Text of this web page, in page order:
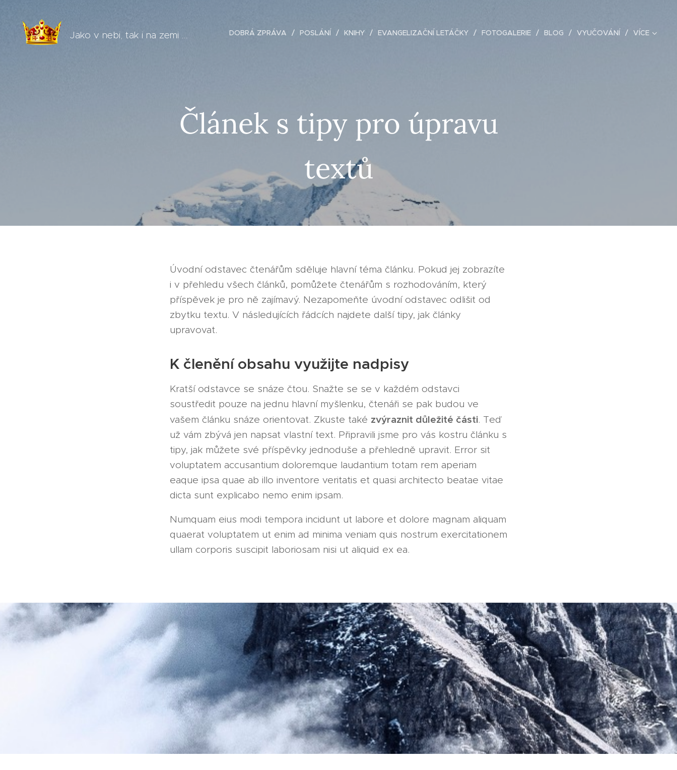
Jako v nebi, tak i na zemi ... DOBRÁ ZPRÁVA POSLÁNÍ KNIHY EVANGELIZAČNÍ LETÁČKY FOTOGALERIE BLOG VYUČOVÁNÍ VÍCE
Článek s tipy pro úpravu
textů
Úvodní odstavec čtenářům sděluje hlavní téma článku. Pokud jej zobrazíte
i v přehledu všech článků, pomůžete čtenářům s rozhodováním, který
příspěvek je pro ně zajímavý. Nezapomeňte úvodní odstavec odlišit od
zbytku textu. V následujících řádcích najdete další tipy, jak články
upravovat.
K členění obsahu využijte nadpisy
Kratší odstavce se snáze čtou. Snažte se se v každém odstavci
soustředit pouze na jednu hlavní myšlenku, čtenáři se pak budou ve
vašem článku snáze orientovat. Zkuste také zvýraznit důležité části. Teď
už vám zbývá jen napsat vlastní text. Připravili jsme pro vás kostru článku s
tipy, jak můžete své příspěvky jednoduše a přehledně upravit. Error sit
voluptatem accusantium doloremque laudantium totam rem aperiam
eaque ipsa quae ab illo inventore veritatis et quasi architecto beatae vitae
dicta sunt explicabo nemo enim ipsam.
Numquam eius modi tempora incidunt ut labore et dolore magnam aliquam
quaerat voluptatem ut enim ad minima veniam quis nostrum exercitationem
ullam corporis suscipit laboriosam nisi ut aliquid ex ea.